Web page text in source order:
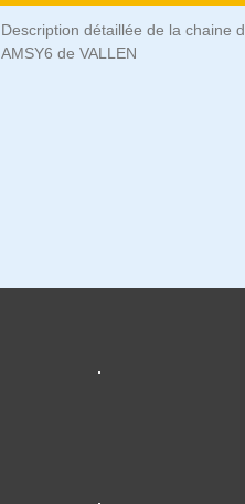
Description détaillée de la chaine
AMSY6 de VALLEN